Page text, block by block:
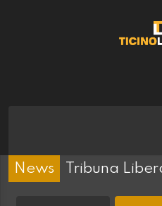
News Tribuna